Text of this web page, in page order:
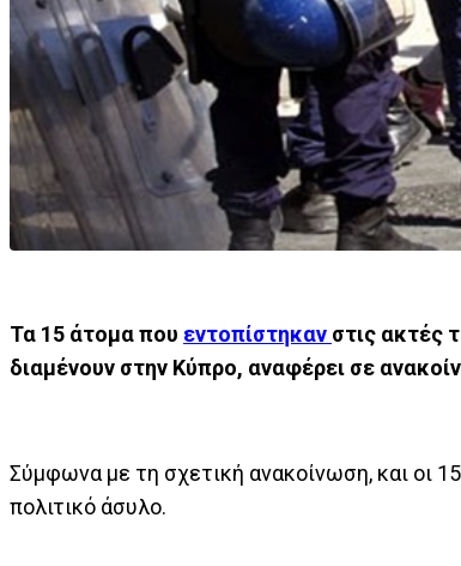
Τα 15 άτομα που εντοπίστηκαν στις ακτές
διαμένουν στην Κύπρο, αναφέρει σε
Σύμφωνα με τη σχετική ανακοίνωση, και οι
πολιτικό άσυλο.